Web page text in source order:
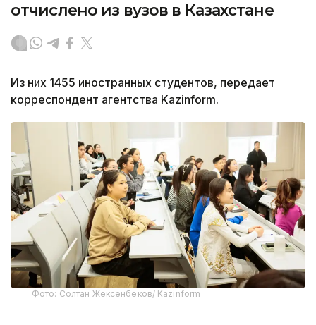
отчислено из вузов в Казахстане
Из них 1455 иностранных студентов, передает
корреспондент агентства Kazinform.
Фото: Солтан Жексенбеков/ Kazinform